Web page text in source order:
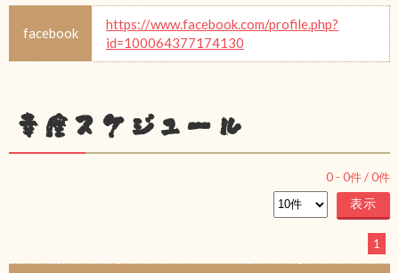
facebook
https://www.facebook.com/profile.php?
id=100064377174130
幸座スケジュール
0 - 0件 /0件
1